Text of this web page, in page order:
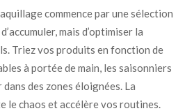
commence par une sélection
mais d’optimiser la
Triez vos produits en fonction de
à portée de main, les saisonniers
des zones éloignées. La
le chaos et accélère vos routines.